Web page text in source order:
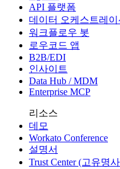
API 플랫폼
데이터 오케스트레이
워크플로우 봇
로우코드 앱
B2B/EDI
인사이트
Data Hub / MDM
Enterprise MCP
리소스
데모
Workato Conference
설명서
Trust Center (고유명